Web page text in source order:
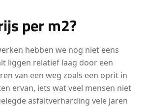
per m2?
hebben we nog niet eens
liggen relatief laag door een
van een weg zoals een oprit in
ervan, iets wat veel mensen niet
asfaltverharding vele jaren